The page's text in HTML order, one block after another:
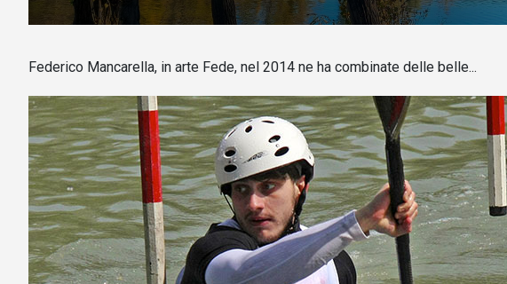
Federico Mancarella, in arte Fede, nel 2014 ne ha combinate delle belle...